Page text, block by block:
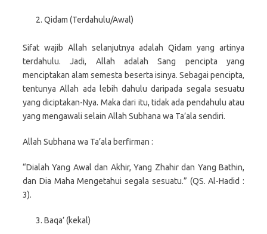
Qidam (Terdahulu/Awal)
Sifat wajib Allah selanjutnya adalah Qidam yang artinya
terdahulu. Jadi, Allah adalah Sang pencipta yang
menciptakan alam semesta beserta isinya. Sebagai pencipta,
tentunya Allah ada lebih dahulu daripada segala sesuatu
yang diciptakan-Nya. Maka dari itu, tidak ada pendahulu atau
yang mengawali selain Allah Subhana wa Ta’ala sendiri.
Allah Subhana wa Ta’ala berfirman :
“Dialah Yang Awal dan Akhir, Yang Zhahir dan Yang Bathin,
dan Dia Maha Mengetahui segala sesuatu.” (QS. Al-Hadid :
3).
Baqa’ (kekal)